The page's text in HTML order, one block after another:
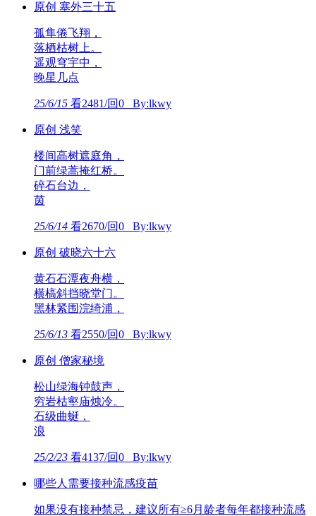
原创 塞外三十五
孤隼倦飞翔，
落栖枯树上。
遥观穹宇中，
晚星几点
25/6/15 看2481/回0 By:lkwy
原创 浅笑
楼间高树遮庭角，
门前绿蒿掩红桥。
碎石台边，
茵
25/6/14 看2670/回0 By:lkwy
原创 破晓六十六
黄石石潭夜舟横，
横槁斜挡晓堂门。
黑林紧围浣绮浦，
25/6/13 看2550/回0 By:lkwy
原创 僧家秘境
松山绿海钟鼓声，
穷岩枯壑庙烛冷。
石级曲蜒，
浪
25/2/23 看4137/回0 By:lkwy
哪些人需要接种流感疫苗
如果没有接种禁忌，建议所有≥6月龄者每年都接种流感